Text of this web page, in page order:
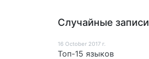
Случайные записи
16 October 2017 г.
Топ-15 языков